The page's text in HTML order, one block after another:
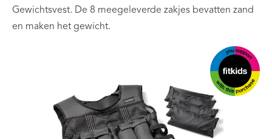
Gewichtsvest. De 8 meegeleverde zakjes bevatten zand
en maken het gewicht.